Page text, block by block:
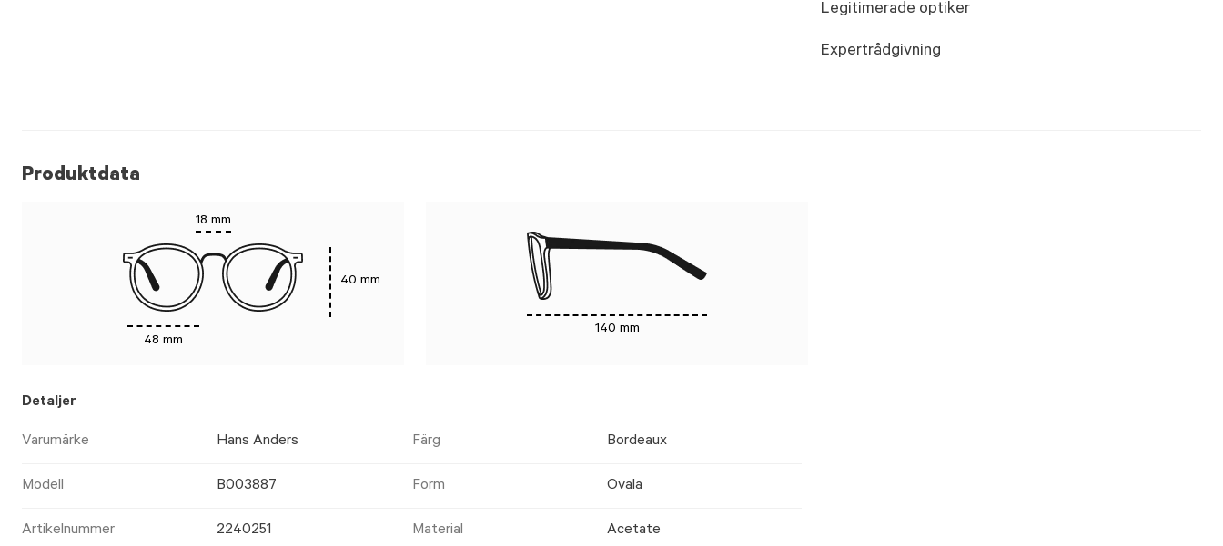
Legitimerade optiker
Expertrådgivning
Produktdata
18 mm
48 mm
40 mm
140 mm
Detaljer
Varumärke Hans Anders Färg Bordeaux
Modell B003887 Form Ovala
Artikelnummer 2240251 Material Acetate